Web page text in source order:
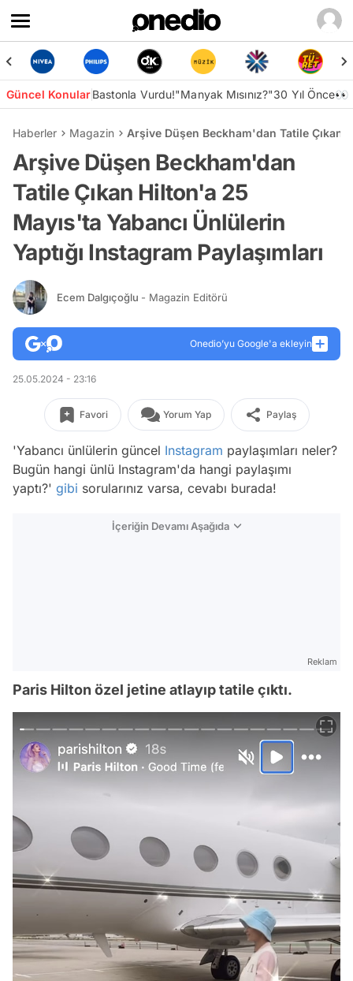
Güncel KonularBastonla Vurdu!"Manyak Mısınız?"30 Yıl Önce👀
Haberler Magazin Arşive Düşen Beckham'dan Tatile Çıkan
Arşive Düşen Beckham'dan
Tatile Çıkan Hilton'a 25
Mayıs'ta Yabancı Ünlülerin
Yaptığı Instagram Paylaşımları
Ecem Dalgıçoğlu - Magazin Editörü
Onedio’yu Google'a ekleyin
25.05.2024 - 23:16
Favori Yorum Yap Paylaş
'Yabancı ünlülerin güncel Instagram paylaşımları neler?
Bugün hangi ünlü Instagram'da hangi paylaşımı
yaptı?' gibi sorularınız varsa, cevabı burada!
İçeriğin Devamı Aşağıda
Reklam
Paris Hilton özel jetine atlayıp tatile çıktı.